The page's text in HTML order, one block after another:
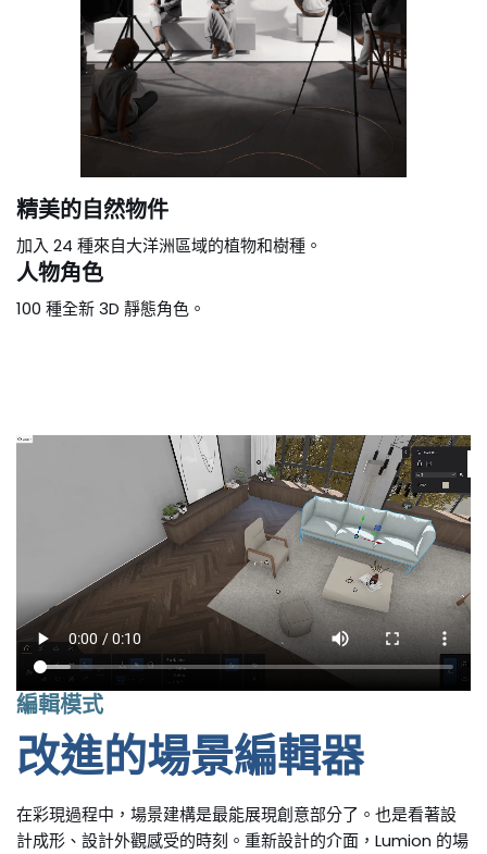
精美的自然物件
加入 24 種來自大洋洲區域的植物和樹種。
人物角色
100 種全新 3D 靜態角色。
編輯模式
改進的場景編輯器
在彩現過程中，場景建構是最能展現創意部分了。也是看著設
計成形、設計外觀感受的時刻。重新設計的介面，Lumion 的場